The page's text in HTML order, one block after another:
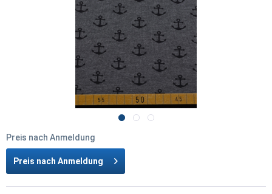
Preis nach Anmeldung
Preis nach Anmeldung